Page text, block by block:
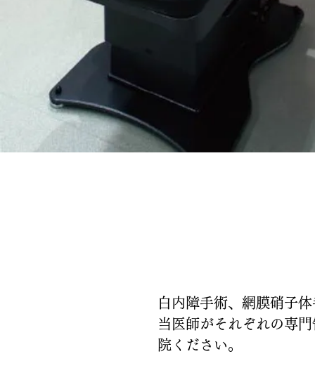
白内障手術、網膜硝子
当医師がそれぞれの専
院ください。